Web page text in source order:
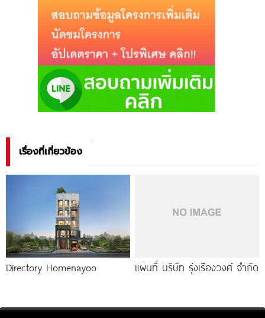
เรื่องที่เกี่ยวข้อง
Directory Homenayoo แผนที่ บริษัท รุ่งเรืองวงศ์ จำกัด